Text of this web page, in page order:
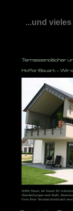
...und vieles